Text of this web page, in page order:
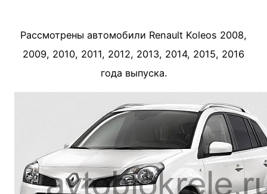
Рассмотрены автомобили Renault Koleos 2008,
2009, 2010, 2011, 2012, 2013, 2014, 2015, 2016
года выпуска.